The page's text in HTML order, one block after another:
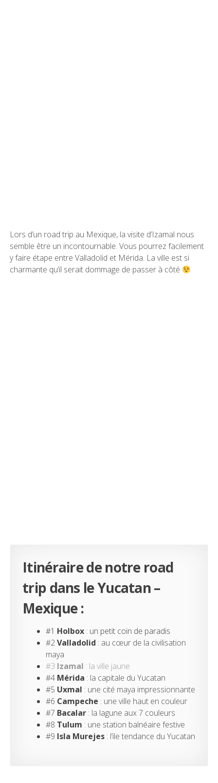
Lors d’un road trip au Mexique, la visite d’Izamal nous
semble être un incontournable. Vous pourrez facilement
y faire étape entre Valladolid et Mérida. La ville est si
charmante qu’il serait dommage de passer à côté
Itinéraire de notre road
trip dans le Yucatan –
Mexique :
#1 Holbox : un petit coin de paradis
#2Valladolid : au cœur de la civilisation
maya
#3 Izamal : la ville jaune
#4 Mérida : la capitale du Yucatan
#5 Uxmal : une cité maya impressionnante
#6 Campeche : une ville haut en couleur
#7 Bacalar : la lagune aux 7 couleurs
#8 Tulum : une station balnéaire festive
#9 Isla Murejes : l’ile tendance du Yucatan